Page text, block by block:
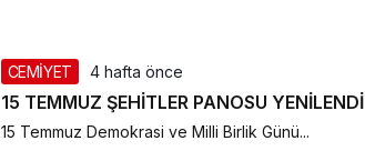
CEMİYET 4 hafta önce
15 TEMMUZ ŞEHİTLER PANOSU YENİLENDİ
15 Temmuz Demokrasi ve Milli Birlik Günü...